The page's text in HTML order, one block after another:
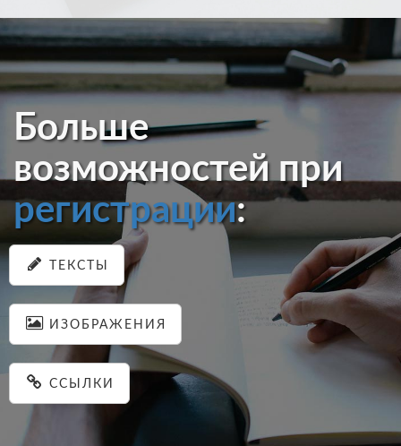
Больше
возможностей при
регистрации:
ТЕКСТЫ
ИЗОБРАЖЕНИЯ
ССЫЛКИ